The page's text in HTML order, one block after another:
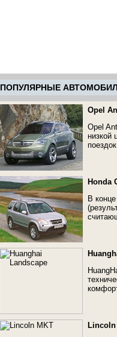
ПОПУЛЯРНЫЕ
Opel
Opel
низкой
Honda
В
Lincoln